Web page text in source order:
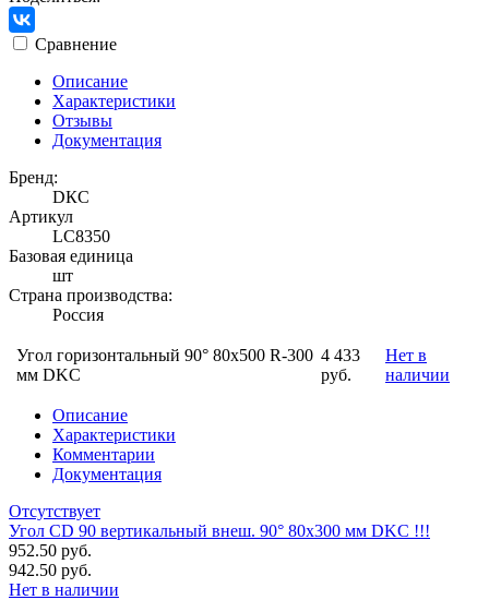
Сравнение
Описание
Характеристики
Отзывы
Документация
Бренд:
DКС
Артикул
LC8350
Базовая единица
шт
Страна производства:
Россия
Угол горизонтальный 90° 80x500 R-300
мм DKC
4 433
руб.
Нет в
наличии
Описание
Характеристики
Комментарии
Документация
Отсутствует
Угол CD 90 вертикальный внеш. 90° 80х300 мм DKC !!!
952.50 руб.
942.50 руб.
Нет в наличии